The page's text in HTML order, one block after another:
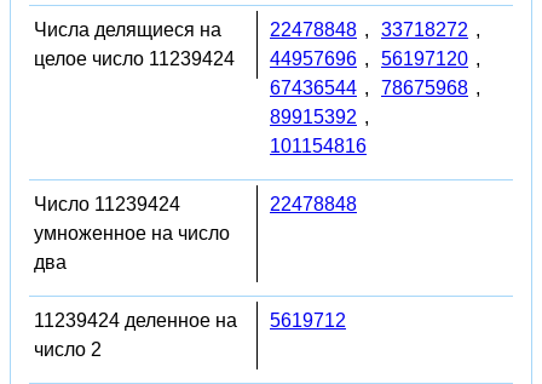
Числа делящиеся на
целое число 11239424
22478848 , 33718272 ,
44957696 , 56197120 ,
67436544 , 78675968 ,
89915392 ,
101154816
Число 11239424
умноженное на число
два
22478848
11239424 деленное на
число 2
5619712